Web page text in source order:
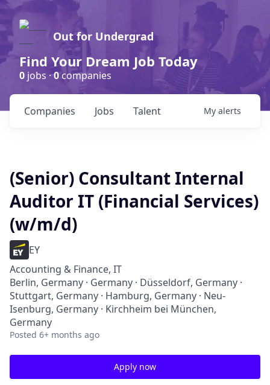
Out for Undergrad
Find Your Dream Job Today
0 jobs ·0companies
Jobs
Companies Talent My alerts
(Senior) Consultant Internal
Auditor IT (Financial Services)
(w/m/d)
EY
Accounting & Finance, IT
Berlin, Germany · Germany · Düsseldorf, Germany ·
Stuttgart, Germany · Hamburg, Germany · Neu-
Isenburg, Germany · Kirchheim bei München,
Germany
Posted 6+ months ago
Apply now